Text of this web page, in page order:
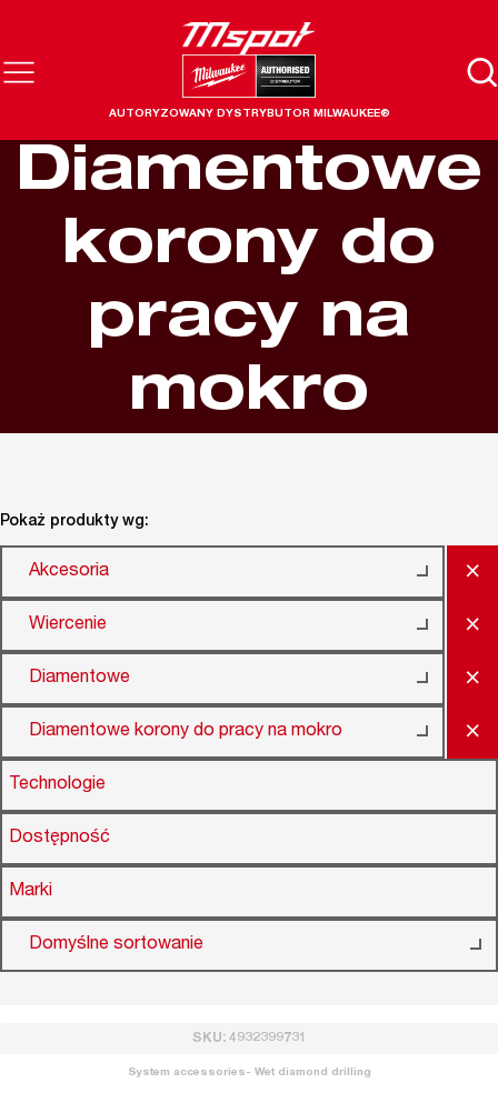
AUTORYZOWANY DYSTRYBUTOR MILWAUKEE®
Diamentowe
korony do
pracy na
mokro
Pokaż produkty wg:
Akcesoria ×
Wiercenie ×
Diamentowe ×
Diamentowe korony do pracy na mokro ×
Technologie
Dostępność
Marki
Domyślne sortowanie
SKU: 4932399731
System accessories- Wet diamond drilling